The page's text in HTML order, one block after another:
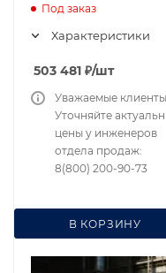
Под заказ
Характеристики
503 481 ₽/шт
В КОРЗИНУ
Уважаемые
Уточняйте
цены у инженеров
отдела продаж:
8(800) 200-90-73